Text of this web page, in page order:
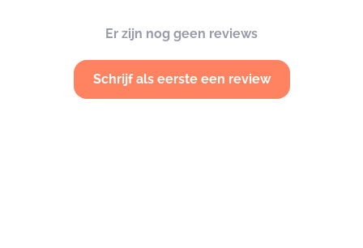
Er zijn nog geen reviews
Schrijf als eerste een review